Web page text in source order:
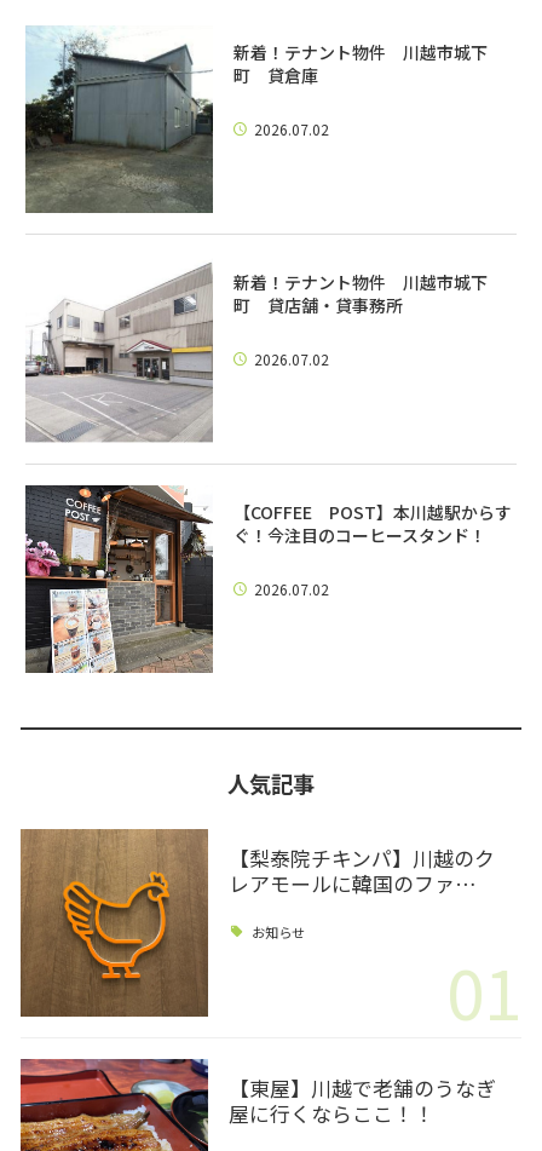
新着！テナント物件 川越市城下
町 貸倉庫
2026.07.02
新着！テナント物件 川越市城下
町 貸店舗・貸事務所
2026.07.02
【COFFEE POST】本川越駅からす
ぐ！今注目のコーヒースタンド！
2026.07.02
人気記事
【梨泰院チキンパ】川越のク
レアモールに韓国のファ…
お知らせ
01
【東屋】川越で老舗のうなぎ
屋に行くならここ！！